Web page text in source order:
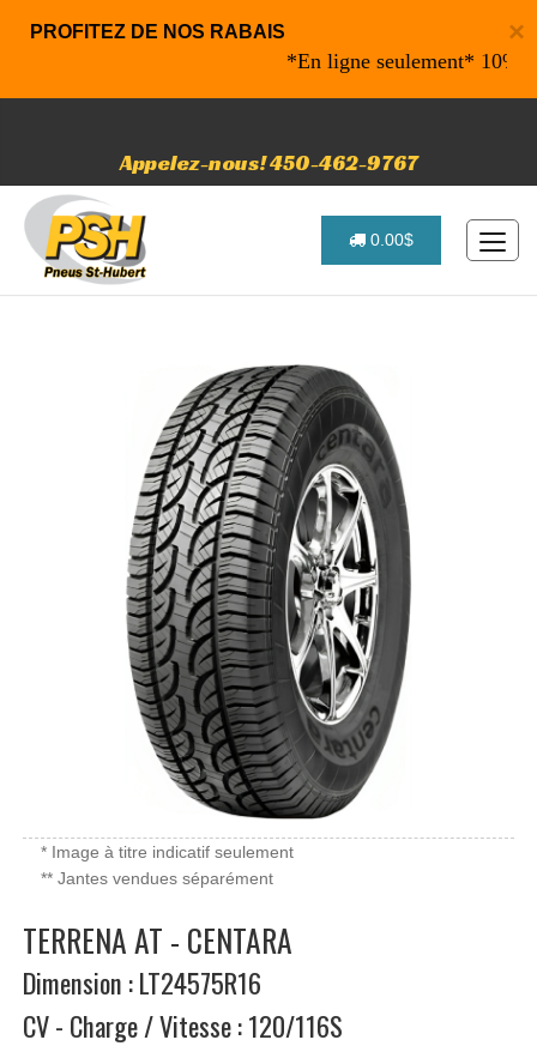
×
PROFITEZ DE NOS RABAIS
*En ligne seulement* 10% de
Appelez-nous! 450-462-9767
0.00$
* Image à titre indicatif seulement
** Jantes vendues séparément
TERRENA AT - CENTARA
Dimension : LT24575R16
CV - Charge / Vitesse : 120/116S